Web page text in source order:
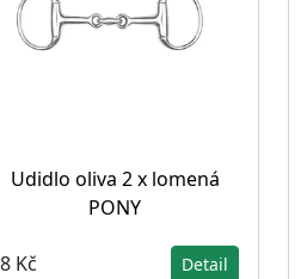
Udidlo oliva 2 x lomená
PONY
Kč Detail